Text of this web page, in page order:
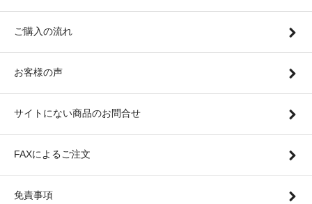
ご購入の流れ
お客様の声
サイトにない商品のお問合せ
FAXによるご注文
免責事項